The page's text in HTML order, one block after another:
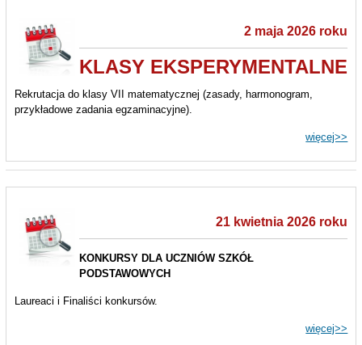
2 maja 2026 roku
KLASY EKSPERYMENTALNE
Rekrutacja do klasy VII matematycznej (zasady, harmonogram,
przykładowe zadania egzaminacyjne).
więcej>>
21 kwietnia 2026 roku
KONKURSY DLA UCZNIÓW SZKÓŁ
PODSTAWOWYCH
Laureaci i Finaliści konkursów.
więcej>>